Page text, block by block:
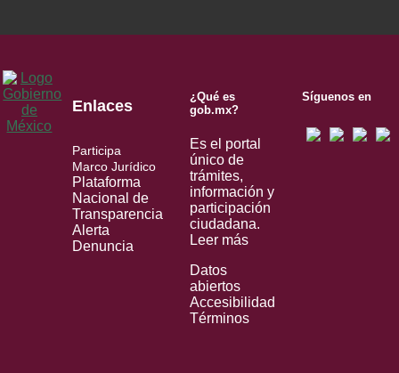
Enlaces
Participa
Marco Jurídico
Plataforma
Nacional de
Transparencia
Alerta
Denuncia
¿Qué es
gob.mx?
Es el portal
único de
trámites,
información y
participación
ciudadana.
Leer más
Datos
abiertos
Accesibilidad
Términos
Síguenos en